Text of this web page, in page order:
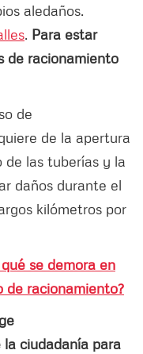
aledaños.
. Para estar
de racionamiento
de
de la apertura
de las tuberías y la
daños durante el
kilómetros por
se demora en
de racionamiento?
ciudadanía para